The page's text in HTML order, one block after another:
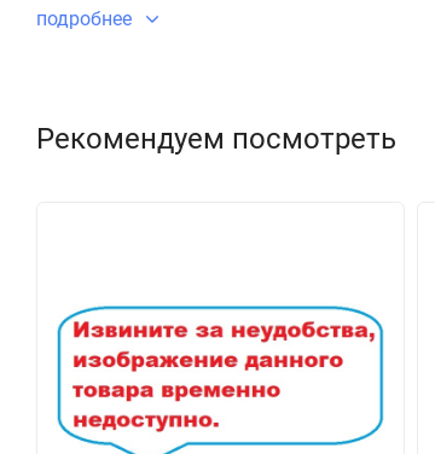
подробнее
Рекомендуем посмотреть